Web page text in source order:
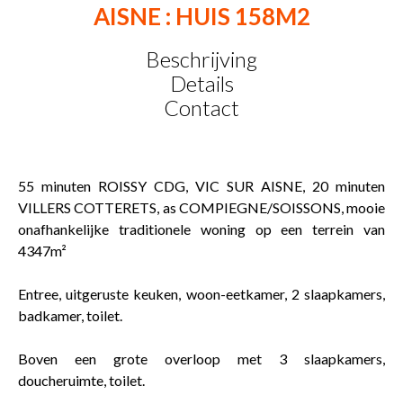
AISNE : HUIS 158M2
Beschrijving
Details
Contact
55 minuten ROISSY CDG, VIC SUR AISNE, 20 minuten
VILLERS COTTERETS, as COMPIEGNE/SOISSONS, mooie
onafhankelijke traditionele woning op een terrein van
4347m²
Entree, uitgeruste keuken, woon-eetkamer, 2 slaapkamers,
badkamer, toilet.
Boven een grote overloop met 3 slaapkamers,
doucheruimte, toilet.